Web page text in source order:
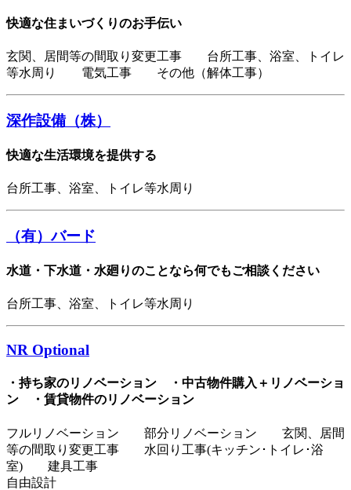
快適な住まいづくりのお手伝い
玄関、居間等の間取り変更工事 台所工事、浴室、トイレ
等水周り 電気工事 その他（解体工事）
深作設備（株）
快適な生活環境を提供する
台所工事、浴室、トイレ等水周り
（有）バード
水道・下水道・水廻りのことなら何でもご相談ください
台所工事、浴室、トイレ等水周り
NR Optional
・持ち家のリノベーション ・中古物件購入＋リノベーショ
ン ・賃貸物件のリノベーション
フルリノベーション 部分リノベーション 玄関、居間
等の間取り変更工事 水回り工事(キッチン･トイレ･浴
室) 建具工事
自由設計